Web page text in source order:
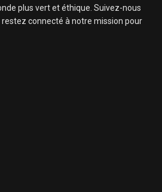
plus vert et éthique. Suivez-nous
connecté à notre mission pour